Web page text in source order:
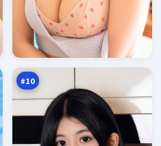
#10
指
令
95
万